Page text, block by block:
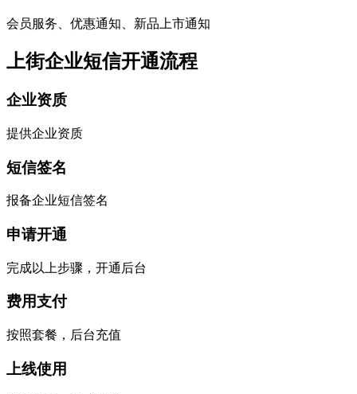
会员服务、优惠通知、新品上市通知
上街企业短信开通流程
企业资质
提供企业资质
短信签名
报备企业短信签名
申请开通
完成以上步骤，开通后台
费用支付
按照套餐，后台充值
上线使用